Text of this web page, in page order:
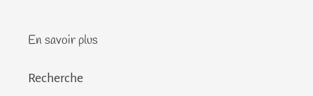
En savoir plus
Recherche